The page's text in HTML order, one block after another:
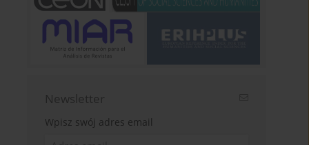
Newsletter
Wpisz swój adres email